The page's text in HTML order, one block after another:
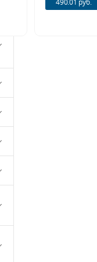
490.01 руб.